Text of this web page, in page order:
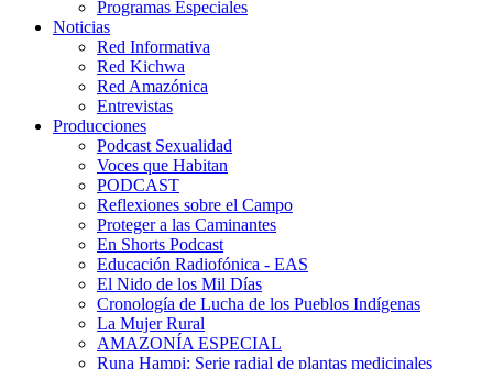
Programas Especiales
Noticias
Red Informativa
Red Kichwa
Red Amazónica
Entrevistas
Producciones
Podcast Sexualidad
Voces que Habitan
PODCAST
Reflexiones sobre el Campo
Proteger a las Caminantes
En Shorts Podcast
Educación Radiofónica - EAS
El Nido de los Mil Días
Cronología de Lucha de los Pueblos Indígenas
La Mujer Rural
AMAZONÍA ESPECIAL
Runa Hampi: Serie radial de plantas medicinales